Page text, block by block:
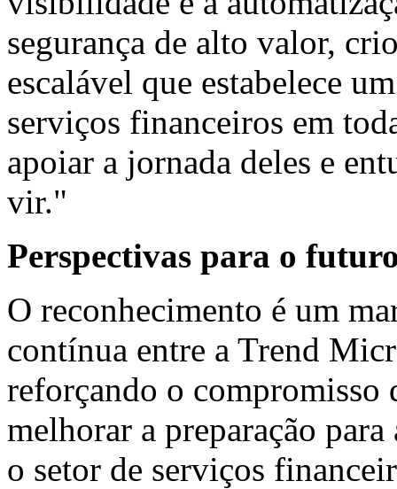
segurança de alto valor,
escalável que estabelece
serviços financeiros em
apoiar a jornada deles e
vir."
Perspectivas para o
O reconhecimento é um
contínua entre a Trend
reforçando o compromisso
melhorar a preparação
o setor de serviços